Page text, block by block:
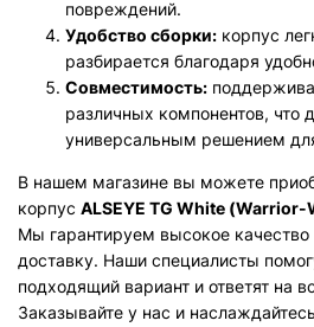
повреждений.
Удобство сборки: корпус
разбирается благодаря
Совместимость:
различных компонентов, что
универсальным решением
В нашем магазине вы можете
корпус ALSEYE TG White
Мы гарантируем высокое
доставку. Наши специалисты
подходящий вариант и ответят на
Заказывайте у нас и